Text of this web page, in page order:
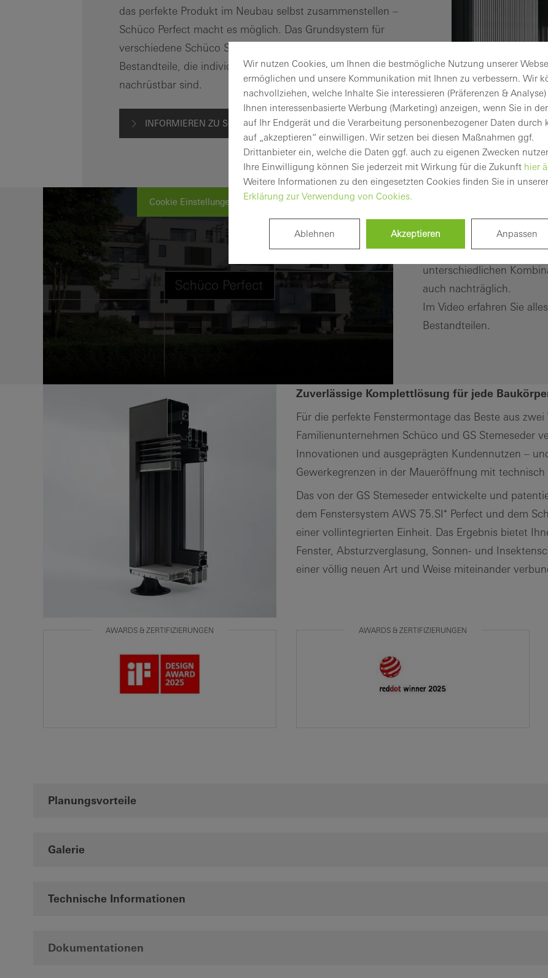
das perfekte Produkt im Neubau selbst zusammenstellen –
Schüco Perfect macht es möglich. Das Grundsystem für
verschiedene Schüco Systeme beinhaltet verschiedene
Bestandteile, die individuell erweiter-, austausch- und
nachrüstbar sind.
INFORMIEREN ZU SCHÜCO PERFECT
Cookie Einstellungen verwalten ...
Schüco Perfect bietet
gewerblichen Gebäuden
Egal ob Sonnen- und/
oder Bodenschwelle –
unterschiedlichen
auch nachträglich.
Im Video erfahren Sie
Bestandteilen.
Zuverlässige Komplettlösung für jede
Für die perfekte Fenstermontage das Beste aus
Familienunternehmen Schüco und GS Stemeseder
Innovationen und ausgeprägten Kundennutzen –
Gewerkegrenzen in der Maueröffnung mit
Das von der GS Stemeseder entwickelte und
dem Fenstersystem AWS 75.SI⁺ Perfect und dem
einer vollintegrierten Einheit. Das Ergebnis bietet
Fenster, Absturzverglasung, Sonnen- und
einer völlig neuen Art und Weise miteinander
AWARDS & ZERTIFIZIERUNGEN AWARDS & ZERTIFIZIERUNGEN
Planungsvorteile
Galerie
Technische Informationen
Dokumentationen
Wir nutzen Cookies, um Ihnen die bestmögliche Nutzung unserer
ermöglichen und unsere Kommunikation mit Ihnen zu verbessern. Wir
nachvollziehen, welche Inhalte Sie interessieren (Präferenzen &
Ihnen interessenbasierte Werbung (Marketing) anzeigen, wenn Sie in
auf Ihr Endgerät und die Verarbeitung personenbezogener Daten durch
auf „akzeptieren“ einwilligen. Wir setzen bei diesen Maßnahmen ggf.
Drittanbieter ein, welche die Daten ggf. auch zu eigenen Zwecken
Ihre Einwilligung können Sie jederzeit mit Wirkung für die Zukunft hier
Weitere Informationen zu den eingesetzten Cookies finden Sie in unserer
Erklärung zur Verwendung von Cookies.
Ablehnen Akzeptieren Anpassen